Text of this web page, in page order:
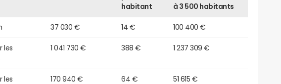
habitant
à 3 500 habitants
37 030 € 14 € 100 400 €
les
1 041 730 € 388 € 1 237 309 €
les
170 940 € 64 € 51 615 €